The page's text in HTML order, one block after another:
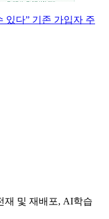
있다” 기존 가입자 주
및 재배포, AI학습